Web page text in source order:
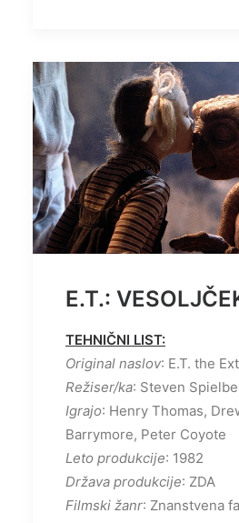
E.T.:
TEHNIČNI LIST:
Original naslov: E.T. the
Režiser/ka: Steven
Igrajo: Henry Thomas,
Barrymore, Peter Coyote
Leto produkcije: 1982
Država produkcije: ZDA
Filmski žanr: Znanstvena